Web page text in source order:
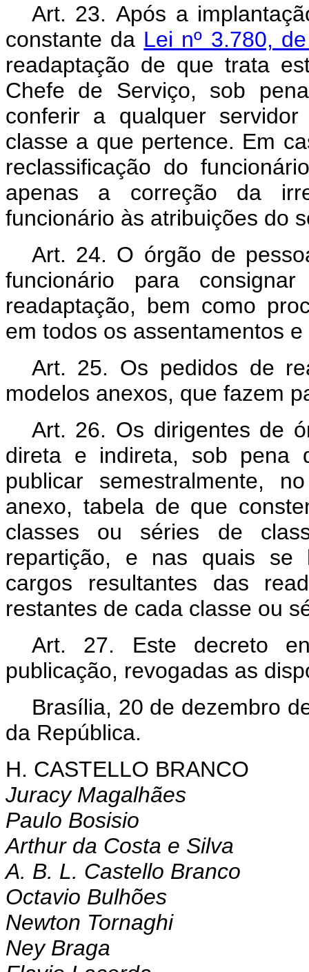
Art. 23. Após a
constante da Lei nº 3.780,
readaptação de que trata
Chefe de Serviço, sob
conferir a qualquer
classe a que pertence. Em
reclassificação do
apenas a correção da
funcionário às atribuições do
Art. 24. O órgão de
funcionário para
readaptação, bem como
em todos os assentamentos
Art. 25. Os pedidos de
modelos anexos, que fazem
Art. 26. Os dirigentes de
direta e indireta, sob pena
publicar semestralmente,
anexo, tabela de que
classes ou séries de
repartição, e nas quais se
cargos resultantes das
restantes de cada classe ou
Art. 27. Este decreto
publicação, revogadas as
Brasília, 20 de dezembro
da República.
H. CASTELLO BRANCO
Juracy Magalhães
Paulo Bosisio
Arthur da Costa e Silva
A. B. L. Castello Branco
Octavio Bulhões
Newton Tornaghi
Ney Braga